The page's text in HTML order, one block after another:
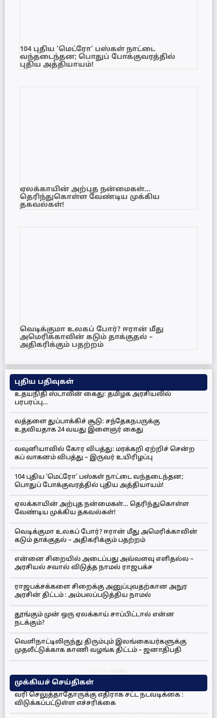
104 புதிய ‘மெட்ரோ’ பஸ்கள் நாட்டை
வந்தடைந்தன; பொதுப் போக்குவரத்தில்
புதிய அத்தியாயம்!
ஏலக்காயின் அற்புத நன்மைகள்…
தெரிந்துகொள்ள வேண்டிய முக்கிய
தகவல்கள்!
வெடிக்குமா உலகப் போர்? ஈரான் மீது
அமெரிக்காவின் கடும் தாக்குதல் –
அதிகரிக்கும் பதற்றம்
புதிய பதிவுகள்
உதயநிதி ஸ்டாலின் கைது: தமிழக அரசியலில்
பரபரப்பு…
வத்தளை துப்பாக்கிச் சூடு: சந்தேகநபருக்கு
உதவியதாக 24 வயது இளைஞர் கைது
வவுனியாவில் கோர விபத்து: மரக்கறி ஏற்றிச் சென்ற
கப் வாகனம் விபத்து – இருவர் உயிரிழப்பு
104 புதிய ‘மெட்ரோ’ பஸ்கள் நாட்டை வந்தடைந்தன;
பொதுப் போக்குவரத்தில் புதிய அத்தியாயம்!
ஏலக்காயின் அற்புத நன்மைகள்… தெரிந்துகொள்ள
வேண்டிய முக்கிய தகவல்கள்!
வெடிக்குமா உலகப் போர்? ஈரான் மீது அமெரிக்காவின்
கடும் தாக்குதல் – அதிகரிக்கும் பதற்றம்
என்னை சிறையில் அடைப்பது அவ்வளவு எளிதல்ல –
அரசியல் சவால் விடுத்த நாமல் ராஜபக்ச
ராஜபக்சக்களை சிறைக்கு அனுப்புவதற்கான அநுர
அரசின் திட்டம் : அம்பலப்படுத்திய நாமல்
தூங்கும் முன் ஒரு ஏலக்காய் சாப்பிட்டால் என்ன
நடக்கும்?
வெளிநாட்டிலிருந்து திரும்பும் இலங்கையர்களுக்கு
முதலீட்டுக்காக காணி வழங்க திட்டம் – ஜனாதிபதி
முக்கியச் செய்திகள்
வரி செலுத்தாதோருக்கு எதிராக சட்ட நடவடிக்கை :
விடுக்கப்பட்டுள்ள எச்சரிக்கை